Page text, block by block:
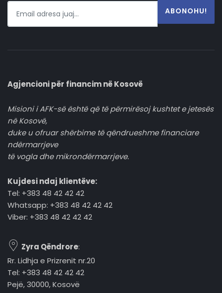
ABONOHU!
Agjencioni për financim në Kosovë
Misioni i AFK-së është që të përmirësoj kushtet e jetesës
në Kosovë,
duke u ofruar shërbime të qëndrueshme financiare
ndërmarrjeve
të vogla dhe mikrondërmarrjeve.
Kujdesi ndaj klientëve:
Tel: +383 48 42 42 42
Whatsapp: +383 48 42 42 42
Viber: +383 48 42 42 42
Zyra Qëndrore:
Rr. Lidhja e Prizrenit nr.20
Tel: +383 48 42 42 42
Pejë, 30000, Kosovë